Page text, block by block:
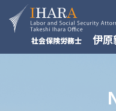
社会保険労務士 伊原